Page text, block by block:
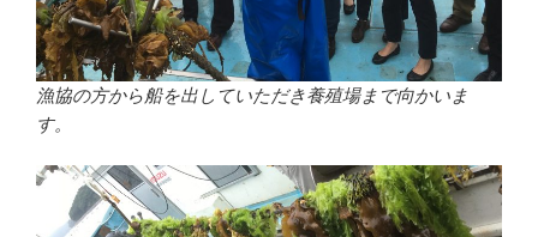
漁協の方から船を出していただき養殖場まで向かいま
す。